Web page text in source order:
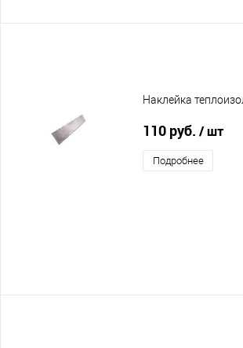
Наклейка
110 руб. / шт
Подробнее